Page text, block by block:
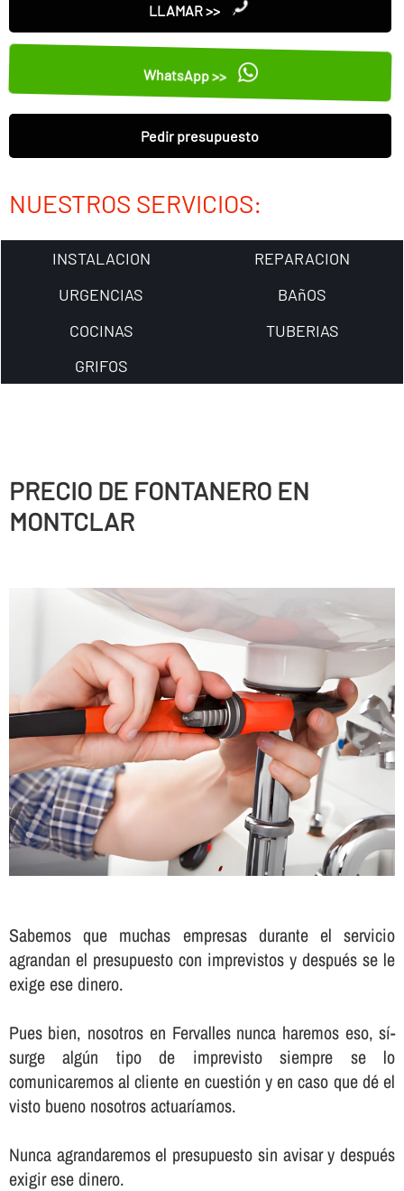
LLAMAR >>
WhatsApp >>
Pedir presupuesto
NUESTROS SERVICIOS:
INSTALACION
REPARACION
URGENCIAS
BAñOS
COCINAS
TUBERIAS
GRIFOS
PRECIO DE FONTANERO EN
MONTCLAR
Sabemos que muchas empresas durante el servicio
agrandan el presupuesto con imprevistos y después se le
exige ese dinero.
Pues bien, nosotros en Fervalles nunca haremos eso, sí­
surge algún tipo de imprevisto siempre se lo
comunicaremos al cliente en cuestión y en caso que dé el
visto bueno nosotros actuarí­amos.
Nunca agrandaremos el presupuesto sin avisar y después
exigir ese dinero.